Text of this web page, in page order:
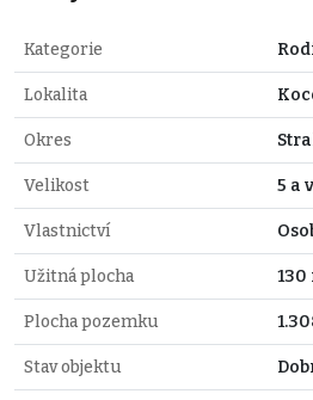
Kategorie
Lokalita
Okres
Velikost 5 a
Vlastnictví
Užitná plocha 130
Plocha pozemku
Stav objektu